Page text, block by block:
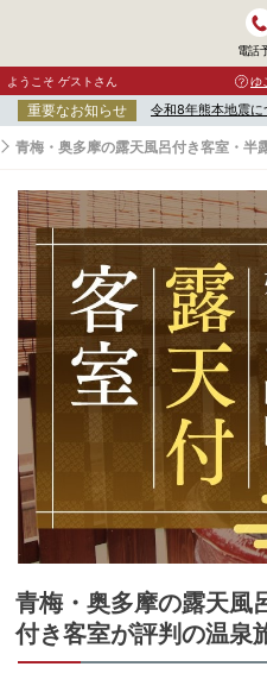
電話
ようこそ ゲストさん ゆ
重要なお知らせ 令和8年熊本地震に
青梅・奥多摩の露天風呂付き客室・半
青
梅
・
奥
多
摩
青梅・奥多摩の露天風
付き客室が評判の温泉